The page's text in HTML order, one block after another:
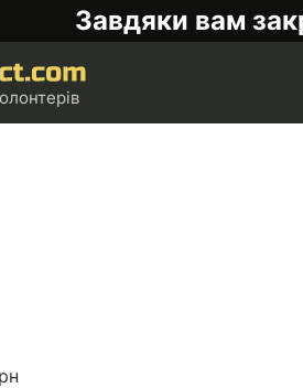
Завдяки вам